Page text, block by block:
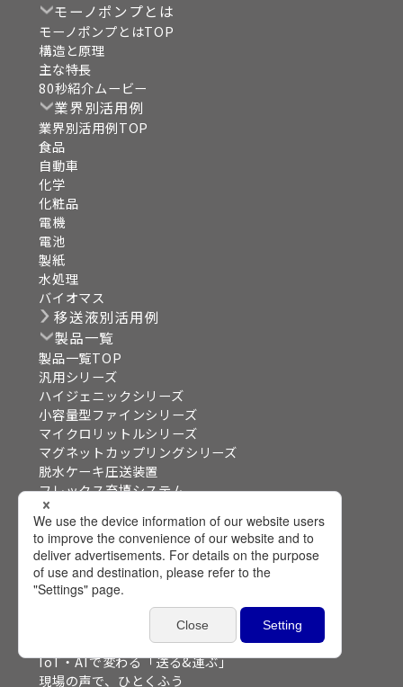
モーノポンプとは
モーノポンプとはTOP
構造と原理
主な特長
80秒紹介ムービー
業界別活用例
業界別活用例TOP
食品
自動車
化学
化粧品
電機
電池
製紙
水処理
バイオマス
移送液別活用例
製品一覧
製品一覧TOP
汎用シリーズ
ハイジェニックシリーズ
小容量型ファインシリーズ
マイクロリットルシリーズ
マグネットカップリングシリーズ
脱水ケーキ圧送装置
フレックス充填システム
ドラムポンプシステム
粉体用モーノポンプ
フードクラッシュシリーズ
特定用途シリーズ
周辺装置・アクセサリー
技術コラム
IoT・AIで変わる「送る&運ぶ」
現場の声で、ひとくふう